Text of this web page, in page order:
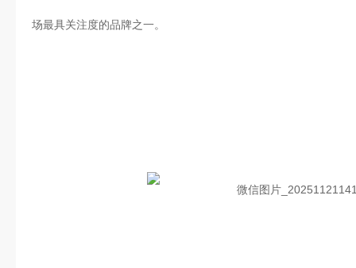
场最具关注度的品牌之一。